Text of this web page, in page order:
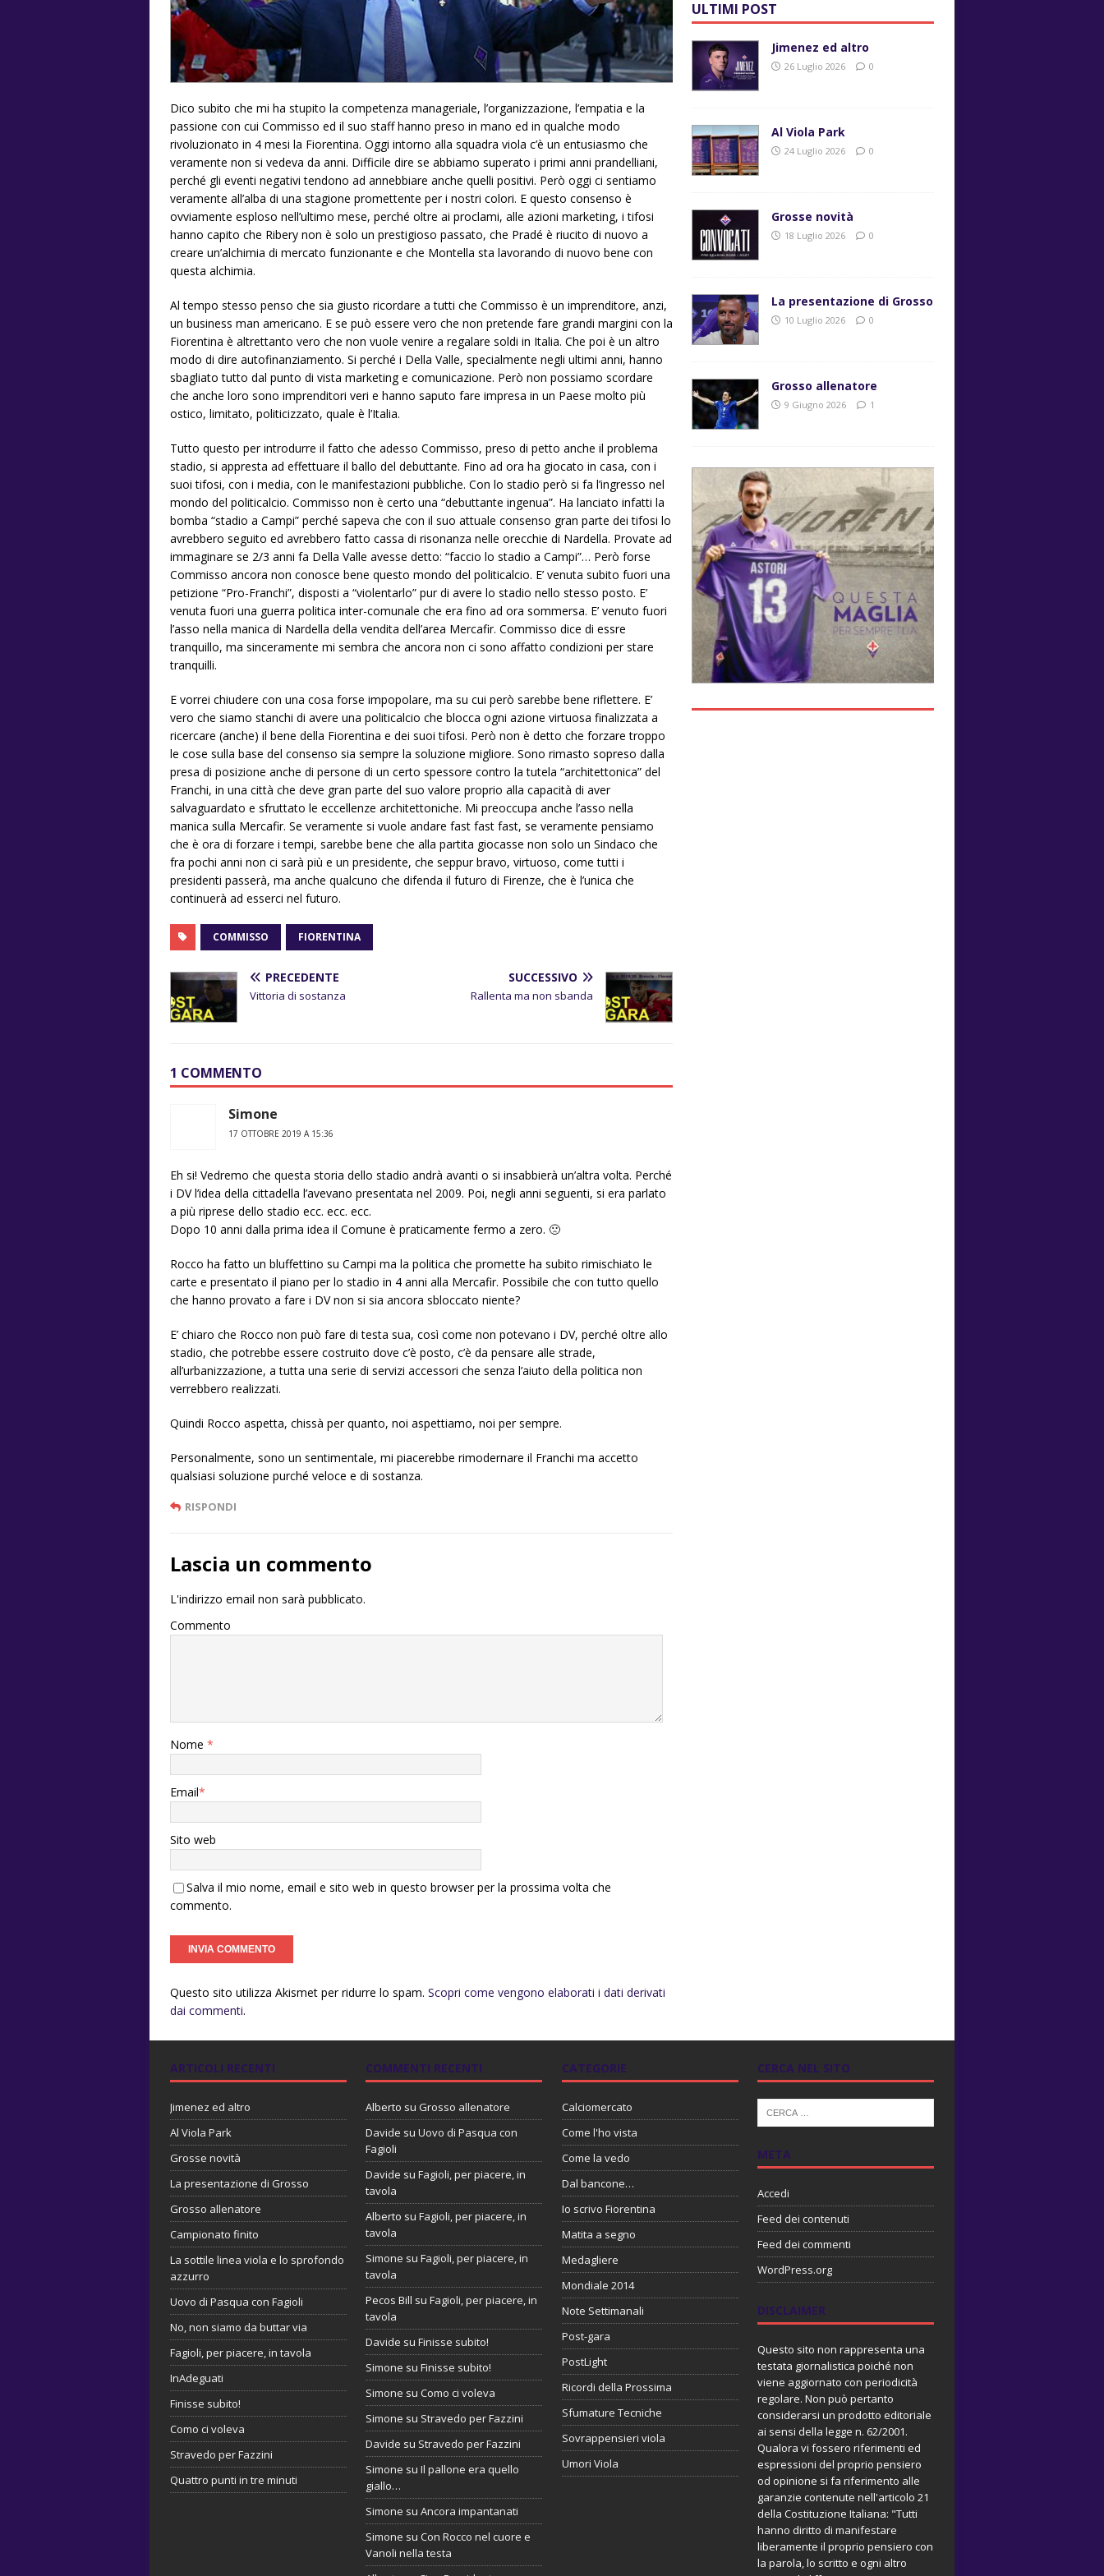
Dico subito che mi ha stupito la competenza manageriale, l’organizzazione, l’empatia e la
passione con cui Commisso ed il suo staff hanno preso in mano ed in qualche modo
rivoluzionato in 4 mesi la Fiorentina. Oggi intorno alla squadra viola c’è un entusiasmo che
veramente non si vedeva da anni. Difficile dire se abbiamo superato i primi anni prandelliani,
perché gli eventi negativi tendono ad annebbiare anche quelli positivi. Però oggi ci sentiamo
veramente all’alba di una stagione promettente per i nostri colori. E questo consenso è
ovviamente esploso nell’ultimo mese, perché oltre ai proclami, alle azioni marketing, i tifosi
hanno capito che Ribery non è solo un prestigioso passato, che Pradé è riucito di nuovo a
creare un’alchimia di mercato funzionante e che Montella sta lavorando di nuovo bene con
questa alchimia.
Al tempo stesso penso che sia giusto ricordare a tutti che Commisso è un imprenditore, anzi,
un business man americano. E se può essere vero che non pretende fare grandi margini con la
Fiorentina è altrettanto vero che non vuole venire a regalare soldi in Italia. Che poi è un altro
modo di dire autofinanziamento. Si perché i Della Valle, specialmente negli ultimi anni, hanno
sbagliato tutto dal punto di vista marketing e comunicazione. Però non possiamo scordare
che anche loro sono imprenditori veri e hanno saputo fare impresa in un Paese molto più
ostico, limitato, politicizzato, quale è l’Italia.
Tutto questo per introdurre il fatto che adesso Commisso, preso di petto anche il problema
stadio, si appresta ad effettuare il ballo del debuttante. Fino ad ora ha giocato in casa, con i
suoi tifosi, con i media, con le manifestazioni pubbliche. Con lo stadio però si fa l’ingresso nel
mondo del politicalcio. Commisso non è certo una “debuttante ingenua”. Ha lanciato infatti la
bomba “stadio a Campi” perché sapeva che con il suo attuale consenso gran parte dei tifosi lo
avrebbero seguito ed avrebbero fatto cassa di risonanza nelle orecchie di Nardella. Provate ad
immaginare se 2/3 anni fa Della Valle avesse detto: “faccio lo stadio a Campi”… Però forse
Commisso ancora non conosce bene questo mondo del politicalcio. E’ venuta subito fuori una
petizione “Pro-Franchi”, disposti a “violentarlo” pur di avere lo stadio nello stesso posto. E’
venuta fuori una guerra politica inter-comunale che era fino ad ora sommersa. E’ venuto fuori
l’asso nella manica di Nardella della vendita dell’area Mercafir. Commisso dice di essre
tranquillo, ma sinceramente mi sembra che ancora non ci sono affatto condizioni per stare
tranquilli.
E vorrei chiudere con una cosa forse impopolare, ma su cui però sarebbe bene riflettere. E’
vero che siamo stanchi di avere una politicalcio che blocca ogni azione virtuosa finalizzata a
ricercare (anche) il bene della Fiorentina e dei suoi tifosi. Però non è detto che forzare troppo
le cose sulla base del consenso sia sempre la soluzione migliore. Sono rimasto sopreso dalla
presa di posizione anche di persone di un certo spessore contro la tutela “architettonica” del
Franchi, in una città che deve gran parte del suo valore proprio alla capacità di aver
salvaguardato e sfruttato le eccellenze architettoniche. Mi preoccupa anche l’asso nella
manica sulla Mercafir. Se veramente si vuole andare fast fast fast, se veramente pensiamo
che è ora di forzare i tempi, sarebbe bene che alla partita giocasse non solo un Sindaco che
fra pochi anni non ci sarà più e un presidente, che seppur bravo, virtuoso, come tutti i
presidenti passerà, ma anche qualcuno che difenda il futuro di Firenze, che è l’unica che
continuerà ad esserci nel futuro.
COMMISSO FIORENTINA
PRECEDENTE
Vittoria di sostanza
SUCCESSIVO
Rallenta ma non sbanda
1 COMMENTO
Simone
17 OTTOBRE 2019 A 15:36
Eh si! Vedremo che questa storia dello stadio andrà avanti o si insabbierà un’altra volta. Perché
i DV l’idea della cittadella l’avevano presentata nel 2009. Poi, negli anni seguenti, si era parlato
a più riprese dello stadio ecc. ecc. ecc.
Dopo 10 anni dalla prima idea il Comune è praticamente fermo a zero. 🙁
Rocco ha fatto un bluffettino su Campi ma la politica che promette ha subito rimischiato le
carte e presentato il piano per lo stadio in 4 anni alla Mercafir. Possibile che con tutto quello
che hanno provato a fare i DV non si sia ancora sbloccato niente?
E’ chiaro che Rocco non può fare di testa sua, così come non potevano i DV, perché oltre allo
stadio, che potrebbe essere costruito dove c’è posto, c’è da pensare alle strade,
all’urbanizzazione, a tutta una serie di servizi accessori che senza l’aiuto della politica non
verrebbero realizzati.
Quindi Rocco aspetta, chissà per quanto, noi aspettiamo, noi per sempre.
Personalmente, sono un sentimentale, mi piacerebbe rimodernare il Franchi ma accetto
qualsiasi soluzione purché veloce e di sostanza.
RISPONDI
Lascia un commento
L'indirizzo email non sarà pubblicato.
Commento
Nome *
Email*
Sito web
Salva il mio nome, email e sito web in questo browser per la prossima volta che
commento.
Questo sito utilizza Akismet per ridurre lo spam. Scopri come vengono elaborati i dati derivati
dai commenti.
ULTIMI POST
Jimenez ed altro
26 Luglio 2026 0
Al Viola Park
24 Luglio 2026 0
Grosse novità
18 Luglio 2026 0
La presentazione di Grosso
10 Luglio 2026 0
Grosso allenatore
9 Giugno 2026 1
ARTICOLI RECENTI
Jimenez ed altro
Al Viola Park
Grosse novità
La presentazione di Grosso
Grosso allenatore
Campionato finito
La sottile linea viola e lo sprofondo
azzurro
Uovo di Pasqua con Fagioli
No, non siamo da buttar via
Fagioli, per piacere, in tavola
InAdeguati
Finisse subito!
Como ci voleva
Stravedo per Fazzini
Quattro punti in tre minuti
COMMENTI RECENTI
Alberto su Grosso allenatore
Davide suUovo di Pasqua con
Fagioli
Davide suFagioli, per piacere, in
tavola
Alberto suFagioli, per piacere, in
tavola
Simone suFagioli, per piacere, in
tavola
Pecos Bill suFagioli, per piacere, in
tavola
Davide suFinisse subito!
Simone suFinisse subito!
Simone suComo ci voleva
Simone su Stravedo per Fazzini
Davide su Stravedo per Fazzini
Simone suIl pallone era quello
giallo…
Simone suAncora impantanati
Simone suCon Rocco nel cuore e
Vanoli nella testa
CATEGORIE
Calciomercato
Come l'ho vista
Come la vedo
Dal bancone…
Io scrivo Fiorentina
Matita a segno
Medagliere
Mondiale 2014
Note Settimanali
Post-gara
PostLight
Ricordi della Prossima
Sfumature Tecniche
Sovrappensieri viola
Umori Viola
CERCA NEL SITO
META
Accedi
Feed dei contenuti
Feed dei commenti
WordPress.org
DISCLAIMER
Questo sito non rappresenta una
testata giornalistica poiché non
viene aggiornato con periodicità
regolare. Non può pertanto
considerarsi un prodotto editoriale
ai sensi della legge n. 62/2001.
Qualora vi fossero riferimenti ed
espressioni del proprio pensiero
od opinione si fa riferimento alle
garanzie contenute nell'articolo 21
della Costituzione Italiana: "Tutti
hanno diritto di manifestare
liberamente il proprio pensiero con
la parola, lo scritto e ogni altro